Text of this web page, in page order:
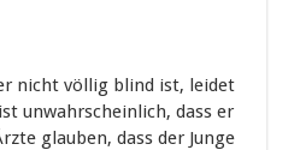
nicht völlig blind ist, leidet
unwahrscheinlich, dass er
glauben, dass der Junge